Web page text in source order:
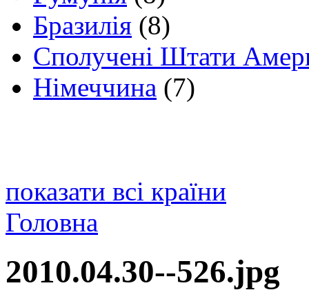
Бразилія (8)
Сполучені Штати
Німеччина (7)
показати всі країни
Головна
2010.04.30--526.jpg